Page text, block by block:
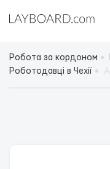
Робота за кордоном
Роботодавці в Чехії